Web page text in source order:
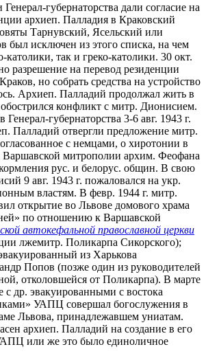
Генерал-губернаторства дали согласие на
архиеп. Палладия в Краковский
Тарнувский, Ясельский или
был исключен из этого списка, на чем
католики, так и греко-католики. 30 окт.
разрешение на перевод резиденции
но собрать средства на устройство
Архиеп. Палладий продолжал жить в
конфликт с митр. Дионисием.
губернаторства 3-6 авг. 1943 г.
Палладий отвергли предложение митр.
с немцами, о хиротонии в
Варшавской митрополии архим. Феофана
рус. и белорус. общин. В свою
9 авг. 1943 г. пожаловался на укр.
властям. В февр. 1944 г. митр.
открытие во Львове домового храма
по отношению к Варшавской
автокефальной православной церкви
лжемитр. Поликарпа Сикорского);
из Харькова
Попов (позже один из руководителей
отколовшейся от Поликарпа). В марте
с др. эвакуированными с востока
УАПЦ совершал богослужения в
Львова, принадлежавшем униатам.
архиеп. Палладий на создание в его
или же это было единоличное